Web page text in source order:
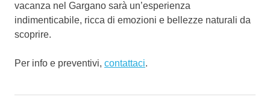
vacanza nel Gargano sarà un’esperienza
indimenticabile, ricca di emozioni e bellezze naturali da
scoprire.
Per info e preventivi, contattaci.